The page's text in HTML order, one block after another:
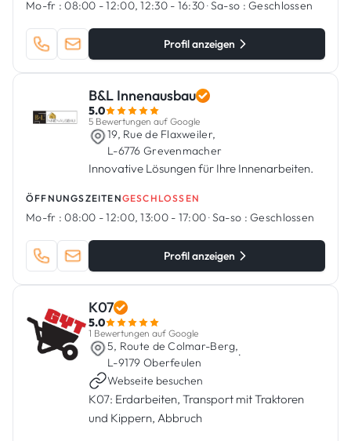
Mo-fr : 08:00 - 12:00, 12:30 - 16:30·Sa-so : Geschlossen
Profil anzeigen
B&L Innenausbau
5.0
5 Bewertungen auf Google
19, Rue de Flaxweiler,
L-6776 Grevenmacher
Innovative Lösungen für Ihre Innenarbeiten.
ÖFFNUNGSZEITENGESCHLOSSEN
Mo-fr : 08:00 - 12:00, 13:00 - 17:00·Sa-so : Geschlossen
Profil anzeigen
K07
5.0
1 Bewertungen auf Google
5, Route de Colmar-Berg,
L-9179 Oberfeulen
·
Webseite besuchen
K07: Erdarbeiten, Transport mit Traktoren
und Kippern, Abbruch